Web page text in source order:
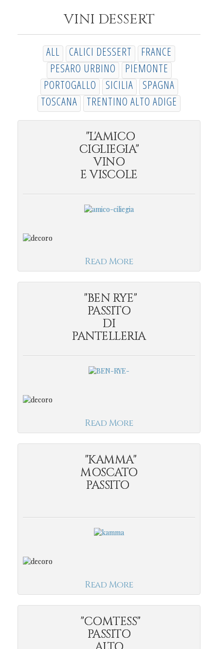
VINI DESSERT
ALL CALICI DESSERT
FRANCE
PESARO URBINO
PIEMONTE
PORTOGALLO
SICILIA
SPAGNA
TOSCANA
TRENTINO ALTO ADIGE
"L'AMICO
CIGLIEGIA"
VINO
E VISCOLE
Read More
"BEN RYE"
PASSITO
DI
PANTELLERIA
Read More
"KAMMA"
MOSCATO
PASSITO
Read More
"COMTESS"
PASSITO